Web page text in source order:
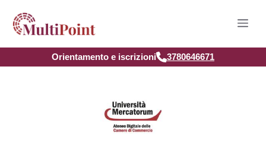
contenuto
Orientamento e iscrizioni 3780646671